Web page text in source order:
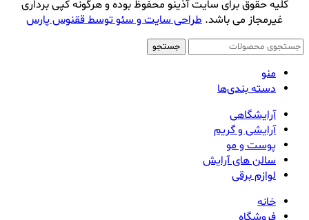
کلیه حقوق برای سایت آذینو محفوظ بوده و هرگونه کپی برداری
غیرمجاز می باشد. طراحی سایت و سئو توسط ققنوس پارس
جستجو
منو
دسته بندی‌ها
آرایشگاهی
آرایشی و گریم
پوست و مو
سالن های آرایش
لوازم برقی
خانه